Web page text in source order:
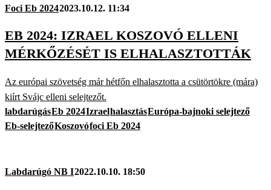
Foci Eb 20242023.10.12. 11:34
EB 2024: IZRAEL KOSZOVÓ ELLENI
MÉRKŐZÉSÉT IS ELHALASZTOTTÁK
Az európai szövetség már hétfőn elhalasztotta a csütörtökre (mára)
kiírt Svájc elleni selejtezőt.
labdarúgásEb 2024IzraelhalasztásEurópa-bajnoki selejtező
Eb-selejtezőKoszovófoci Eb 2024
Labdarúgó NB I2022.10.10. 18:50